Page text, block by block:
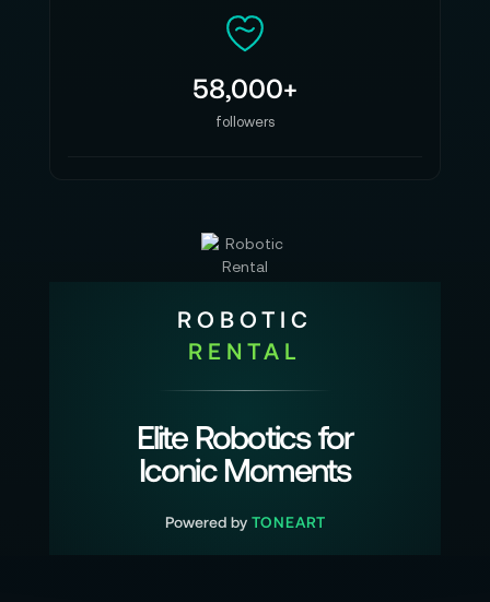
58,000+
followers
ROBOTIC
RENTAL
Elite Robotics for
Iconic Moments
Powered by TONEART